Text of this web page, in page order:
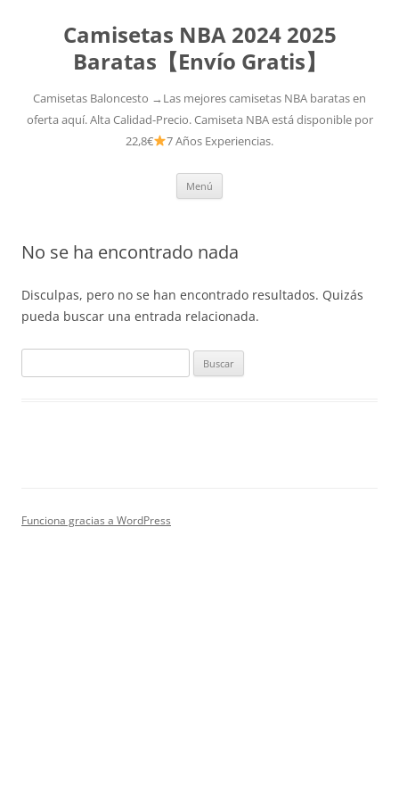
Camisetas NBA 2024 2025
Baratas【Envío Gratis】
Camisetas Baloncesto →Las mejores camisetas NBA baratas en
oferta aquí. Alta Calidad-Precio. Camiseta NBA está disponible por
22,8€
7 Años Experiencias.
Menú
No se ha encontrado nada
Disculpas, pero no se han encontrado resultados. Quizás
pueda buscar una entrada relacionada.
Funciona gracias a WordPress